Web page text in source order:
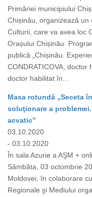
Primăriei municipiului
Chișinău, organizează un
Culturii, care va avea loc
Orașului Chișinău.
publică „Chișinău.
CONDRATICOVA, doctor
doctor habilitat în...
Masa rotundă „Seceta
soluţionare a
acvatic”
03.10.2020
- 03.10.2020
În sala Azurie a AŞM +
Sâmbăta, 03 octombrie
Moldovei, în colaborare
Regionale şi Mediului